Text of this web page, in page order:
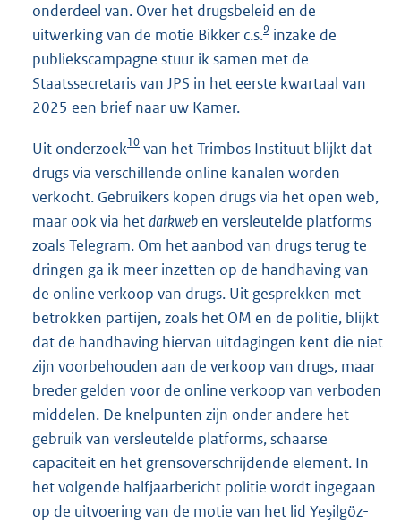
onderdeel van. Over het drugsbeleid en de
uitwerking van de motie Bikker c.s.9 inzake de
publiekscampagne stuur ik samen met de
Staatssecretaris van JPS in het eerste kwartaal van
2025 een brief naar uw Kamer.
Uit onderzoek10 van het Trimbos Instituut blijkt dat
drugs via verschillende online kanalen worden
verkocht. Gebruikers kopen drugs via het open web,
maar ook via hetdarkweb en versleutelde platforms
zoals Telegram. Om het aanbod van drugs terug te
dringen ga ik meer inzetten op de handhaving van
de online verkoop van drugs. Uit gesprekken met
betrokken partijen, zoals het OM en de politie, blijkt
dat de handhaving hiervan uitdagingen kent die niet
zijn voorbehouden aan de verkoop van drugs, maar
breder gelden voor de online verkoop van verboden
middelen. De knelpunten zijn onder andere het
gebruik van versleutelde platforms, schaarse
capaciteit en het grensoverschrijdende element. In
het volgende halfjaarbericht politie wordt ingegaan
op de uitvoering van de motie van het lid Yeşilgöz-